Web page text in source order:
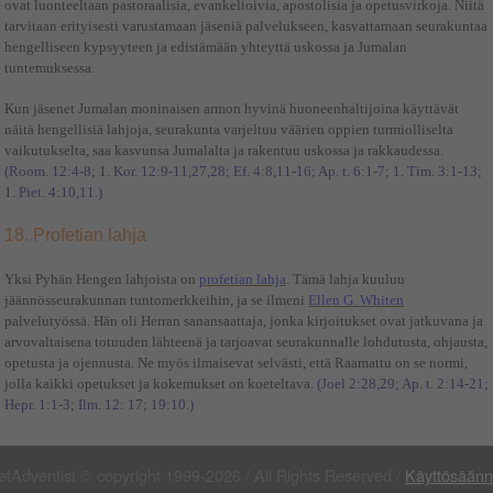
ovat luonteeltaan pastoraalisia, evankelioivia, apostolisia ja opetusvirkoja. Niitä
tarvitaan erityisesti varustamaan jäseniä palvelukseen, kasvattamaan seurakuntaa
hengelliseen kypsyyteen ja edistämään yhteyttä uskossa ja Jumalan
tuntemuksessa.
Kun jäsenet Jumalan moninaisen armon hyvinä huoneenhaltijoina käyttävät
näitä hengellisiä lahjoja, seurakunta varjeltuu väärien oppien turmiolliselta
vaikutukselta, saa kasvunsa Jumalalta ja rakentuu uskossa ja rakkaudessa.
(Room. 12:4-8; 1. Kor. 12:9-11,27,28; Ef. 4:8,11-16; Ap. t. 6:1-7; 1. Tim. 3:1-13;
1. Piet. 4:10,11.)
18. Profetian lahja
Yksi Pyhän Hengen lahjoista on profetian lahja. Tämä lahja kuuluu
jäännösseurakunnan tuntomerkkeihin, ja se ilmeni Ellen G. Whiten
palvelutyössä. Hän oli Herran sanansaattaja, jonka kirjoitukset ovat jatkuvana ja
arvovaltaisena totuuden lähteenä ja tarjoavat seurakunnalle lohdutusta, ohjausta,
opetusta ja ojennusta. Ne myös ilmaisevat selvästi, että Raamattu on se normi,
jolla kaikki opetukset ja kokemukset on koeteltava. (Joel 2:28,29; Ap. t. 2:14-21;
Hepr. 1:1-3; Ilm. 12: 17; 19:10.)